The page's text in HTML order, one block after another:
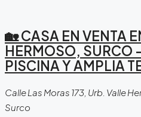
🏡 CASA EN VENTA
HERMOSO, SURCO
PISCINA Y AMPLIA
Calle Las Moras 173, Urb. Valle
Surco